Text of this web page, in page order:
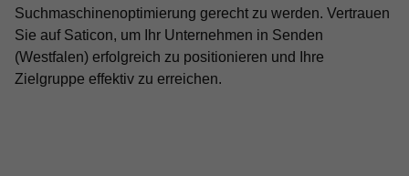
Suchmaschinenoptimierung gerecht zu werden. Vertrauen
Sie auf Saticon, um Ihr Unternehmen in Senden
(Westfalen) erfolgreich zu positionieren und Ihre
Zielgruppe effektiv zu erreichen.